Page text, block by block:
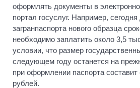
оформлять документы в
портал госуслуг. Например,
загранпаспорта нового образца
необходимо заплатить около 3,5
условии, что размер
следующем году останется на
при оформлении паспорта
рублей.